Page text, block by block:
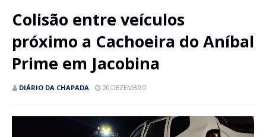
Colisão entre veículos
próximo a Cachoeira do Aníbal
Prime em Jacobina
DIÁRIO DA CHAPADA 20 DEZEMBRO